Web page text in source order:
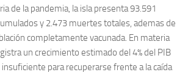
de la pandemia, la isla presenta 93.591
y 2.473 muertes totales, ademas de
completamente vacunada. En materia
un crecimiento estimado del 4% del PIB
insuficiente para recuperarse frente a la caída